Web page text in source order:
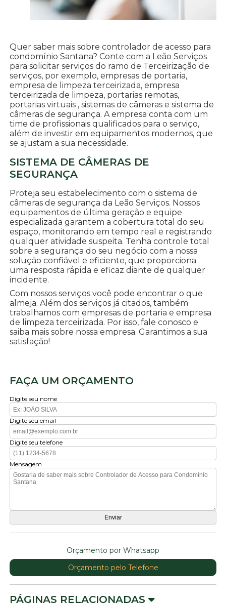
Quer saber mais sobre controlador de acesso para
condomínio Santana? Conte com a Leão Serviços
para solicitar serviços do ramo de Terceirização de
serviços, por exemplo, empresas de portaria,
empresa de limpeza terceirizada, empresa
terceirizada de limpeza, portarias remotas,
portarias virtuais , sistemas de câmeras e sistema de
câmeras de segurança. A empresa conta com um
time de profissionais qualificados para o serviço,
além de investir em equipamentos modernos, que
se ajustam a sua necessidade.
SISTEMA DE CÂMERAS DE
SEGURANÇA
Proteja seu estabelecimento com o sistema de
câmeras de segurança da Leão Serviços. Nossos
equipamentos de última geração e equipe
especializada garantem a cobertura total do seu
espaço, monitorando em tempo real e registrando
qualquer atividade suspeita. Tenha controle total
sobre a segurança do seu negócio com a nossa
solução confiável e eficiente, que proporciona
uma resposta rápida e eficaz diante de qualquer
incidente.
Com nossos serviços você pode encontrar o que
almeja. Além dos serviços já citados, também
trabalhamos com empresas de portaria e empresa
de limpeza terceirizada. Por isso, fale conosco e
saiba mais sobre nossa empresa. Garantimos a sua
satisfação!
FAÇA UM ORÇAMENTO
Digite seu nome
Digite seu email
Digite seu telefone
Mensagem
Orçamento por Whatsapp
Orçamento pelo Telefone
PÁGINAS RELACIONADAS